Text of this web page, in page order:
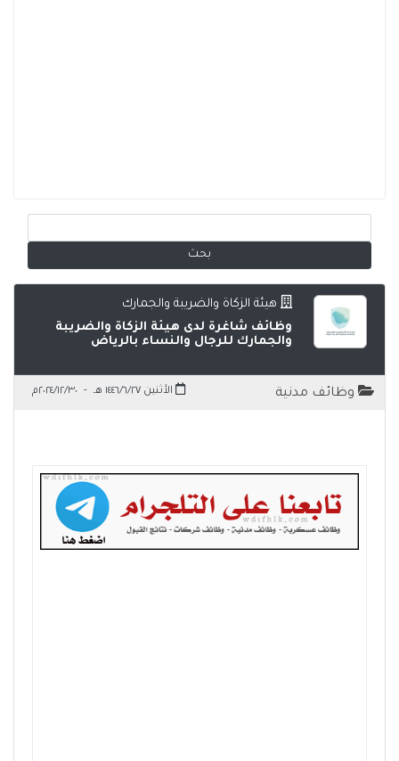
هيئة الزكاة والضريبة والجمارك
وظائف شاغرة لدى هيئة الزكاة والضريبة
والجمارك للرجال والنساء بالرياض
وظائف مدنية الأثنين ١٤٤٦/٦/٢٧ هـ - ٢٠٢٤/١٢/٣٠م